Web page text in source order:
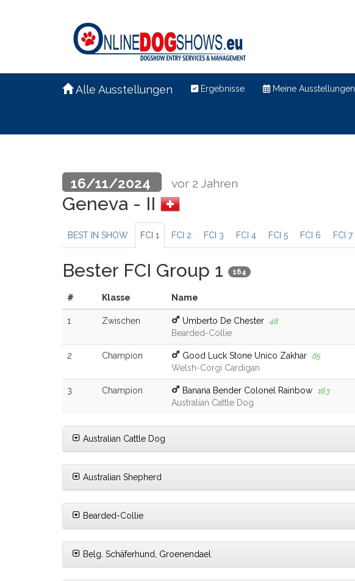
Alle Ausstellungen Ergebnisse Meine Ausstellungen
16/11/2024 vor 2 Jahren
Geneva - II
BEST IN SHOW FCI 1 FCI 2 FCI 3 FCI 4 FCI 5 FCI 6 FCI 7
Bester FCI Group 1 164
# Klasse Name
1 Zwischen Umberto De Chester 48
Bearded-Collie
2 Champion Good Luck Stone Unico Zakhar 85
Welsh-Corgi Cardigan
3 Champion Banana Bender Colonel Rainbow 163
Australian Cattle Dog
Australian Cattle Dog
Australian Shepherd
Bearded-Collie
Belg. Schäferhund, Groenendael